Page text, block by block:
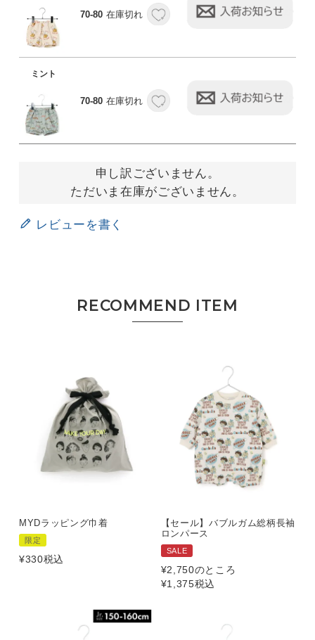
70-80 在庫切れ
ミント
70-80 在庫切れ
申し訳ございません。
ただいま在庫がございません。
レビューを書く
MYDラッピング巾着
限定
¥330税込
【セール】バブルガム総柄長袖
ロンパース
SALE
¥2,750のところ
¥1,375税込